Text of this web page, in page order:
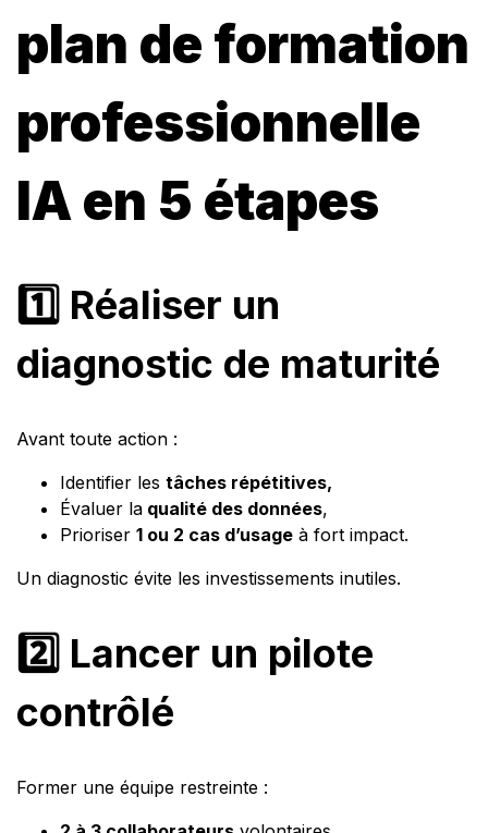
plan de formation
professionnelle
IA en 5 étapes
1️⃣ Réaliser un
diagnostic de maturité
Avant toute action :
Identifier les tâches répétitives,
Évaluer la qualité des données,
Prioriser 1 ou 2 cas d’usage à fort impact.
Un diagnostic évite les investissements inutiles.
2️⃣ Lancer un pilote
contrôlé
Former une équipe restreinte :